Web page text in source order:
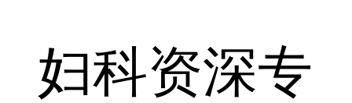
妇科资深专